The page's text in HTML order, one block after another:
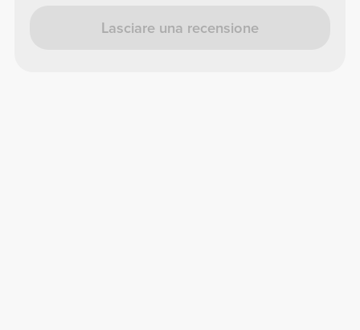
Lasciare una recensione